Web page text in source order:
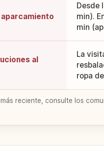
Desde
min).
min
al
La
ropa
reciente, consulte los